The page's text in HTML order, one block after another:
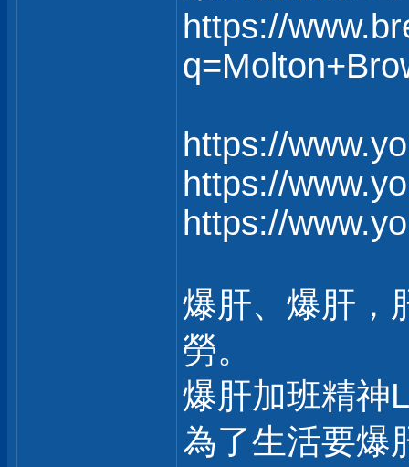
https://
https://
https://
https://
爆肝、爆肝，
勞。
爆肝加班精神
為了生活要爆